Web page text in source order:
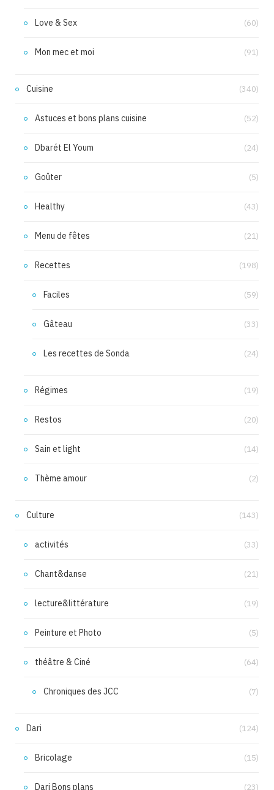
Love & Sex (60)
Mon mec et moi (91)
Cuisine (340)
Astuces et bons plans cuisine (52)
Dbarét El Youm (24)
Goûter (5)
Healthy (43)
Menu de fêtes (21)
Recettes (198)
Faciles (59)
Gâteau (33)
Les recettes de Sonda (24)
Régimes (19)
Restos (20)
Sain et light (14)
Thème amour (2)
Culture (143)
activités (33)
Chant&danse (21)
lecture&littérature (19)
Peinture et Photo (5)
théâtre & Ciné (64)
Chroniques des JCC (7)
Dari (124)
Bricolage (15)
Dari Bons plans (23)